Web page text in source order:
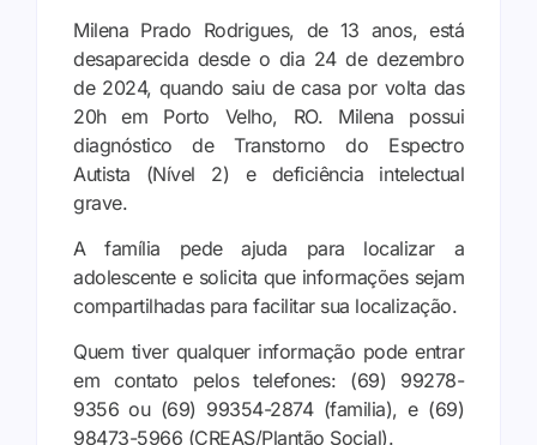
Milena Prado Rodrigues, de 13 anos, está
desaparecida desde o dia 24 de dezembro
de 2024, quando saiu de casa por volta das
20h em Porto Velho, RO. Milena possui
diagnóstico de Transtorno do Espectro
Autista (Nível 2) e deficiência intelectual
grave.
A família pede ajuda para localizar a
adolescente e solicita que informações sejam
compartilhadas para facilitar sua localização.
Quem tiver qualquer informação pode entrar
em contato pelos telefones: (69) 99278-
9356 ou (69) 99354-2874 (familia), e (69)
98473-5966 (CREAS/Plantão Social).